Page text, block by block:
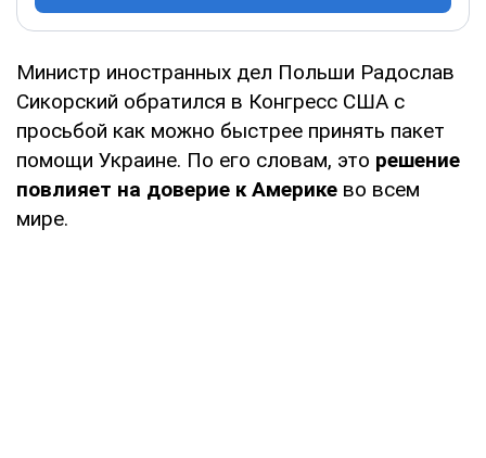
Министр иностранных дел Польши Радослав
Сикорский обратился в Конгресс США с
просьбой как можно быстрее принять пакет
помощи Украине. По его словам, это решение
повлияет на доверие к Америке во всем
мире.